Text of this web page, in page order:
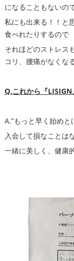
になることもないの
私にも出来る！！と
食べれたりするので
それほどのストレス
コリ、腰痛がなくな
Q.これから『LISIGN
A.“もっと早く始めと
入会して損なことは
一緒に美しく、健康